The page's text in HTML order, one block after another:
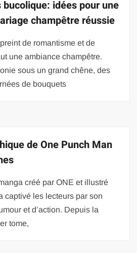
idées pour une
champêtre réussie
de romantisme et de
une ambiance champêtre.
sous un grand chêne, des
de bouquets
de One Punch Man
créé par ONE et illustré
captivé les lecteurs par son
et d’action. Depuis la
tome,